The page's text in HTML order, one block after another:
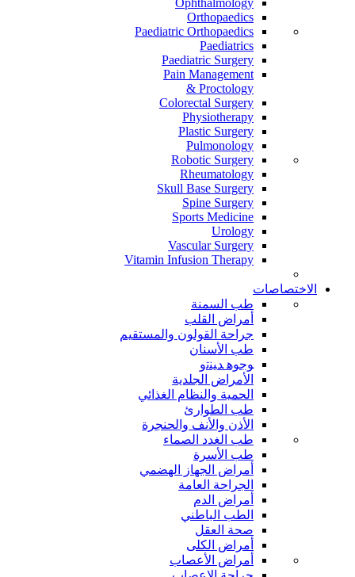
Orthopaedics
Paediatric Orthopaedics
Paediatrics
Paediatric Surgery
Pain Management
Proctology &
Colorectal Surgery
Physiotherapy
Plastic Surgery
Pulmonology
Robotic Surgery
Rheumatology
Skull Base Surgery
Spine Surgery
Sports Medicine
Urology
Vascular Surgery
Vitamin Infusion Therapy
الاختصاصات
طب السمنة
أمراض القلب
جراحة القولون والمستقيم
طب الأسنان
ﻮﺟﻮﻫ ﺪﻴﻨﺗﻭ
الأمراض الجلدية
الحمية والنظام الغذائي
طب الطوارئ
الأذن والأنف والحنجرة
طب الغدد الصماء
طب الأسرة
أمراض الجهاز الهضمي
الجراحة العامة
أمراض الدم
الطب الباطني
صحة العقل
أمراض الكلى
أمراض الأعصاب